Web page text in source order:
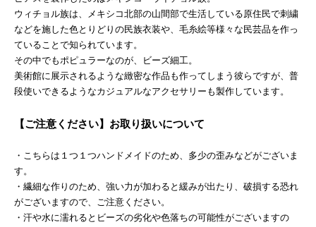
ウィチョル族は、メキシコ北部の山間部で生活している原住民で刺繍
などを施した色とりどりの民族衣装や、毛糸絵等様々な民芸品を作っ
ていることで知られています。
その中でもポピュラーなのが、ビーズ細工。
美術館に展示されるような緻密な作品も作ってしまう彼らですが、普
段使いできるようなカジュアルなアクセサリーも製作しています。
【ご注意ください】お取り扱いについて
・こちらは１つ１つハンドメイドのため、多少の歪みなどがございま
す。
・繊細な作りのため、強い力が加わると緩みが出たり、破損する恐れ
がございますので、ご注意ください。
・汗や水に濡れるとビーズの劣化や色落ちの可能性がございますの